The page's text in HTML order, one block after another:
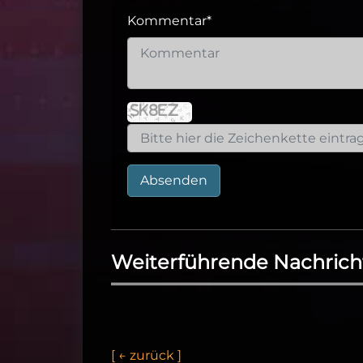
Kommentar*
Absenden
Weiterführende
[ ← zurück ]